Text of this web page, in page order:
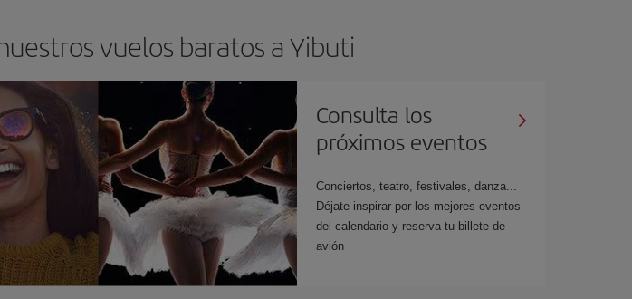
vuelos baratos a Yibuti
Consulta los
próximos eventos
Conciertos, teatro, festivales, danza...
Déjate inspirar por los mejores eventos
del calendario y reserva tu billete de
avión